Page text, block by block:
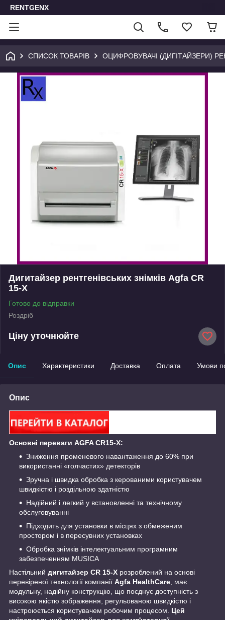
RENTGENX
СПИСОК ТОВАРІВ ОЦИФРОВУВАЧІ (ДИГІТАЙЗЕРИ)
Дигитайзер рентгенівських знімків Agfa CR
15-X
Готово до відправки
Роздріб
Ціну уточнюйте
Опис Характеристики Доставка Оплата Умови
Опис
Основні переваги AGFA CR15-X:
Зниження променевого навантаження до 60% при
використанні «голчастих» детекторів
Зручна і швидка обробка з керованими користувачем
швидкістю і роздільною здатністю
Надійний і легкий у встановленні та технічному
обслуговуванні
Підходить для установки в місцях з обмеженим
простором і в пересувних установках
Обробка знімків інтелектуальним програмним
забезпеченням MUSICA
Настільний дигитайзер CR 15-X розроблений на основі
перевіреної технології компанії Agfa HealthCare , має
модульну, надійну конструкцію, що поєднує доступність з
високою якістю зображення, регульованою швидкістю і
настроюється користувачем робочим процесом. Цей